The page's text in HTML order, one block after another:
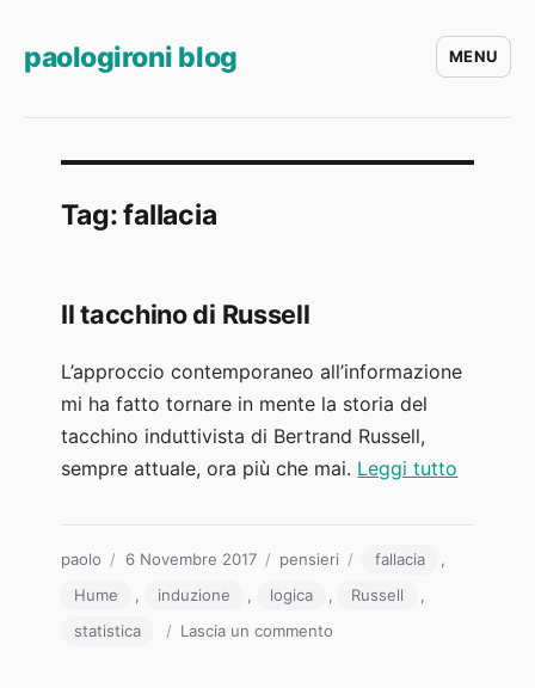
paologironi blog MENU
Tag:fallacia
Il tacchino di Russell
L’approccio contemporaneo all’informazione
mi ha fatto tornare in mente la storia del
tacchino induttivista di Bertrand Russell,
sempre attuale, ora più che mai. Leggi tutto
Autore
paolo
Pubblicato
6 Novembre 2017 Categorie
pensieri Tag
fallacia
,
Hume
, induzione , logica , Russell
,
statistica
Lascia un commento